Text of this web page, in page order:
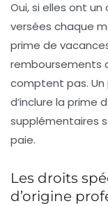
Oui, si elles ont
versées chaque
prime de
remboursements
comptent pas. Un
d’inclure la prime
supplémentaires
paie.
Les droits
d’origine